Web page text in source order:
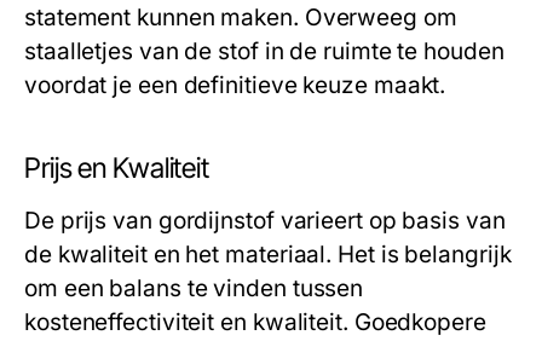
statement kunnen maken. Overweeg om
staalletjes van de stof in de ruimte te houden
voordat je een definitieve keuze maakt.
Prijs en Kwaliteit
De prijs van gordijnstof varieert op basis van
de kwaliteit en het materiaal. Het is belangrijk
om een balans te vinden tussen
kosteneffectiviteit en kwaliteit. Goedkopere